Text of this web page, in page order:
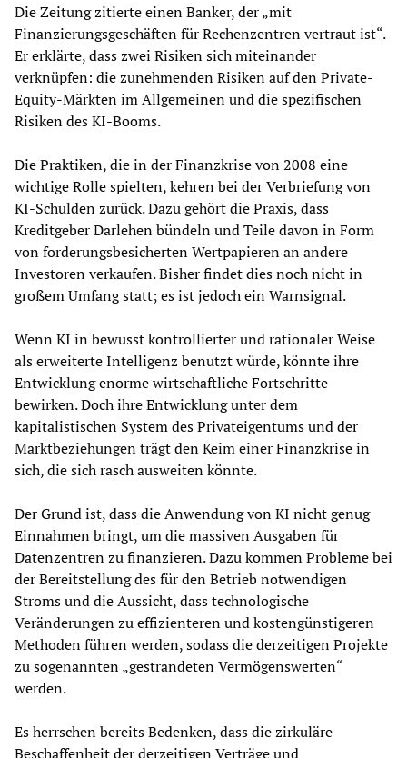
Die Zeitung zitierte einen Banker, der „mit
Finanzierungsgeschäften für Rechenzentren vertraut ist“.
Er erklärte, dass zwei Risiken sich miteinander
verknüpfen: die zunehmenden Risiken auf den Private-
Equity-Märkten im Allgemeinen und die spezifischen
Risiken des KI-Booms.
Die Praktiken, die in der Finanzkrise von 2008 eine
wichtige Rolle spielten, kehren bei der Verbriefung von
KI-Schulden zurück. Dazu gehört die Praxis, dass
Kreditgeber Darlehen bündeln und Teile davon in Form
von forderungsbesicherten Wertpapieren an andere
Investoren verkaufen. Bisher findet dies noch nicht in
großem Umfang statt; es ist jedoch ein Warnsignal.
Wenn KI in bewusst kontrollierter und rationaler Weise
als erweiterte Intelligenz benutzt würde, könnte ihre
Entwicklung enorme wirtschaftliche Fortschritte
bewirken. Doch ihre Entwicklung unter dem
kapitalistischen System des Privateigentums und der
Marktbeziehungen trägt den Keim einer Finanzkrise in
sich, die sich rasch ausweiten könnte.
Der Grund ist, dass die Anwendung von KI nicht genug
Einnahmen bringt, um die massiven Ausgaben für
Datenzentren zu finanzieren. Dazu kommen Probleme bei
der Bereitstellung des für den Betrieb notwendigen
Stroms und die Aussicht, dass technologische
Veränderungen zu effizienteren und kostengünstigeren
Methoden führen werden, sodass die derzeitigen Projekte
zu sogenannten „gestrandeten Vermögenswerten“
werden.
Es herrschen bereits Bedenken, dass die zirkuläre
Beschaffenheit der derzeitigen Verträge und